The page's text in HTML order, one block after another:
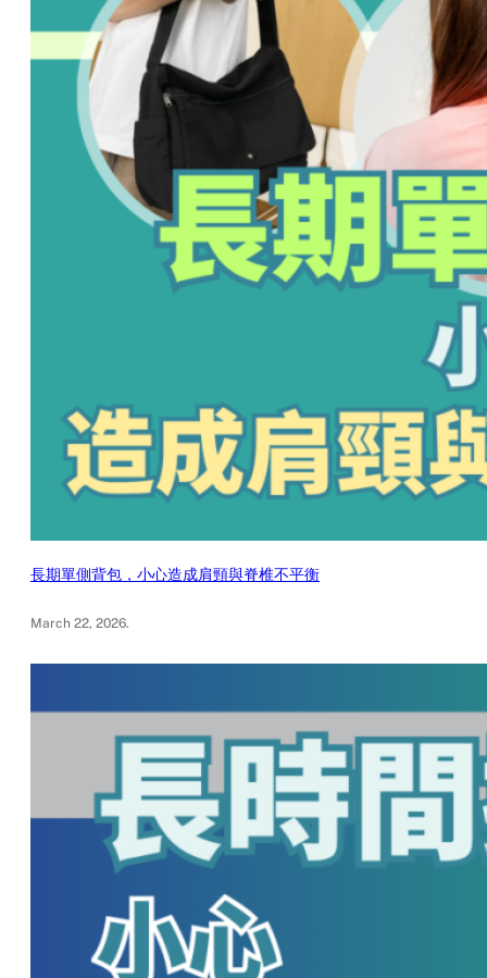
長期單側背包，小心造成肩頸與脊椎不平衡
March 22, 2026.